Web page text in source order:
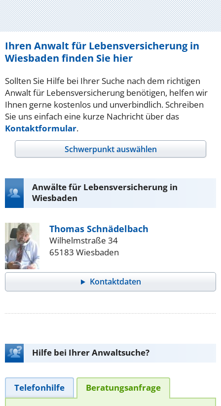
Ihren Anwalt für Lebensversicherung in
Wiesbaden finden Sie hier
Sollten Sie Hilfe bei Ihrer Suche nach dem richtigen
Anwalt für Lebensversicherung benötigen, helfen wir
Ihnen gerne kostenlos und unverbindlich. Schreiben
Sie uns einfach eine kurze Nachricht über das
Kontaktformular.
Schwerpunkt auswählen
Anwälte für Lebensversicherung in
Wiesbaden
Thomas Schnädelbach
Wilhelmstraße 34
65183 Wiesbaden
Kontaktdaten
Hilfe bei Ihrer Anwaltsuche?
Telefonhilfe Beratungsanfrage